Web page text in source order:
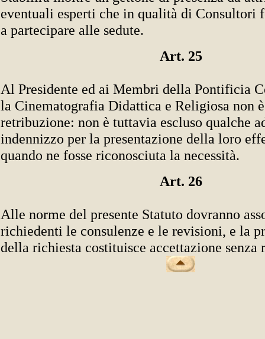
eventuali esperti che in qualità di Consultori
a partecipare alle sedute.
Art. 25
Al Presidente ed ai Membri della Pontificia
la Cinematografia Didattica e Religiosa non
retribuzione: non è tuttavia escluso qualche
indennizzo per la presentazione della loro
quando ne fosse riconosciuta la necessità.
Art. 26
Alle norme del presente Statuto dovranno
richiedenti le consulenze e le revisioni, e la
della richiesta costituisce accettazione senza